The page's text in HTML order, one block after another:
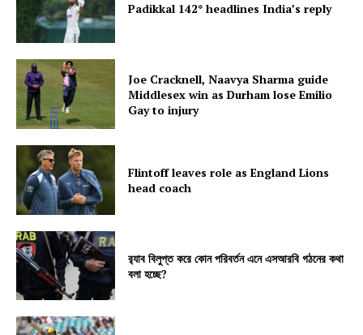
Padikkal 142* headlines India’s reply
Joe Cracknell, Naavya Sharma guide
Middlesex win as Durham lose Emilio
Gay to injury
Flintoff leaves role as England Lions
head coach
র‍্যাব বিলুপ্ত করে কোন পরিবর্তন এনে এসআরবি গঠনের কথা
বলা হচ্ছে?